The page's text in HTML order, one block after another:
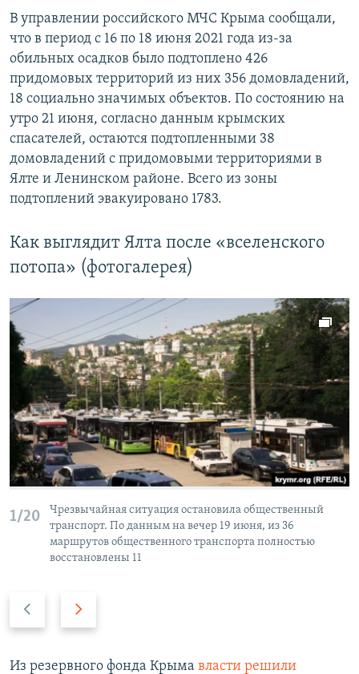
В управлении российского МЧС Крыма сообщали,
что в период с 16 по 18 июня 2021 года из-за
обильных осадков было подтоплено 426
придомовых территорий из них 356 домовладений,
18 социально значимых объектов. По состоянию на
утро 21 июня, согласно данным крымских
спасателей, остаются подтопленными 38
домовладений с придомовыми территориями в
Ялте и Ленинском районе. Всего из зоны
подтоплений эвакуировано 1783.
Как выглядит Ялта после «вселенского
потопа» (фотогалерея)
1/20
Чрезвычайная ситуация остановила общественный
транспорт. По данным на вечер 19 июня, из 36
маршрутов общественного транспорта полностью
восстановлены 11
д
д
Из резервного фонда Крыма власти решили